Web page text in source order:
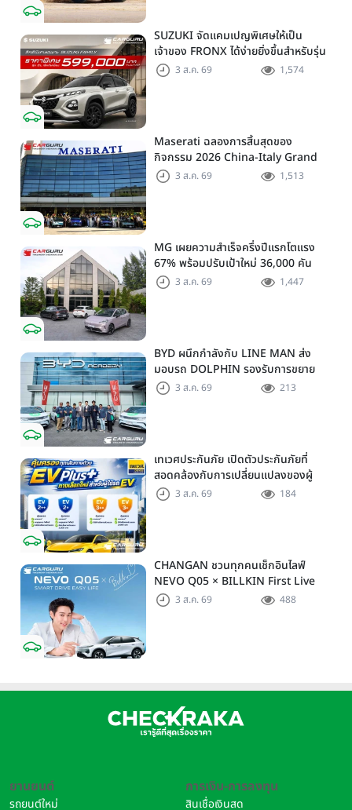
SUZUKI จัดแคมเปญพิเศษให้เป็น
เจ้าของ FRONX ได้ง่ายยิ่งขึ้นสำหรับรุ่น
GL ราคาพิเศษเริ่มต้น 5.99 แสนบาท
3 ส.ค. 69 1,574
Maserati ฉลองการสิ้นสุดของ
กิจกรรม 2026 China-Italy Grand
Tour ณ สำนักงานใหญ่ เมืองโมเดนา
3 ส.ค. 69 1,513
MG เผยความสำเร็จครึ่งปีแรกโตแรง
67% พร้อมปรับเป้าใหม่ 36,000 คัน
และเดินเกมด้วย DUAL-MARKET
3 ส.ค. 69 1,447
BYD ผนึกกำลังกับ LINE MAN ส่ง
มอบรถ DOLPHIN รองรับการขยาย
เครือข่าย EV บน LINE MAN RIDE
3 ส.ค. 69 213
เทเวศประกันภัย เปิดตัวประกันภัยที่
สอดคล้องกับการเปลี่ยนแปลงของผู้
บริโภคและอุตสาหกรรมยานยนต์ด้วย
3 ส.ค. 69 184
CHANGAN ชวนทุกคนเช็กอินไลฟ์
NEVO Q05 × BILLKIN First Live
Streaming พร้อมโปรโมชั่นและของ
3 ส.ค. 69 488
ยานยนต์
รถยนต์ใหม่
การเงิน-การลงทุน
สินเชื่อเงินสด